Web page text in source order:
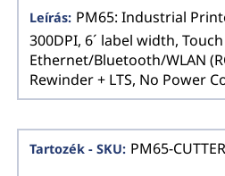
PM65: Industrial
300DPI, 6´ label width,
Ethernet/Bluetooth/WLAN
Rewinder + LTS, No Power
PM65-CUTTER